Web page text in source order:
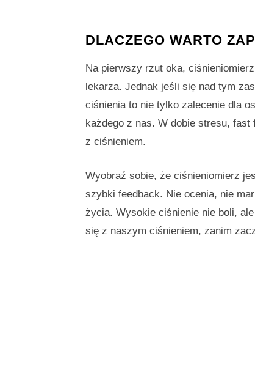
DLACZEGO WARTO
Na pierwszy rzut oka,
lekarza. Jednak jeśli się nad tym
ciśnienia to nie tylko zalecenie dla
każdego z nas. W dobie stresu, fast
z ciśnieniem.
Wyobraź sobie, że ciśnieniomierz
szybki feedback. Nie ocenia, nie
życia. Wysokie ciśnienie nie boli,
się z naszym ciśnieniem, zanim